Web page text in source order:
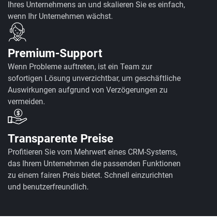
Ihres Unternehmens an und skalieren Sie es einfach,
wenn Ihr Unternehmen wächst.
Premium-Support
Wenn Probleme auftreten, ist ein Team zur
sofortigen Lösung unverzichtbar, um geschäftliche
Auswirkungen aufgrund von Verzögerungen zu
vermeiden.
Transparente Preise
Profitieren Sie vom Mehrwert eines CRM-Systems,
das Ihrem Unternehmen die passenden Funktionen
zu einem fairen Preis bietet. Schnell einzurichten
und benutzerfreundlich.